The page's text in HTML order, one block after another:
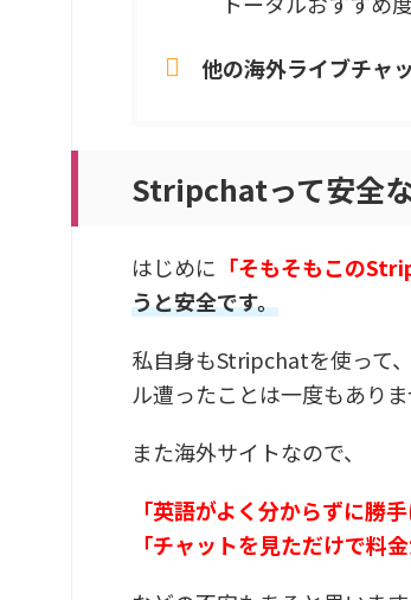
他の海外ライブチャ
Stripchatって安全
はじめに 「そもそもこの
うと安全です。
私自身もStripchatを使って
ル遭ったことは一度もありま
また海外サイトなので、
「英語がよく分からずに勝
「チャットを見ただけで料